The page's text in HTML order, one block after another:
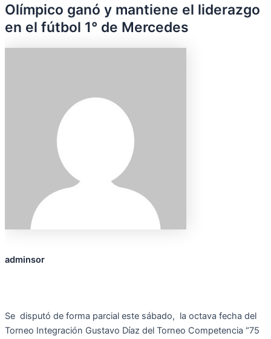
Olímpico ganó y mantiene el liderazgo
en el fútbol 1° de Mercedes
adminsor
Se disputó de forma parcial este sábado, la octava fecha del
Torneo Integración Gustavo Díaz del Torneo Competencia “75